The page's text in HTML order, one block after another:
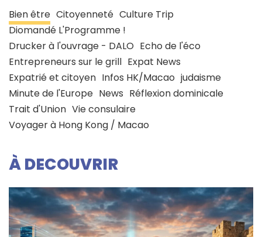
Bien être Citoyenneté Culture Trip
Diomandé L'Programme !
Drucker à l'ouvrage - DALO Echo de l'éco
Entrepreneurs sur le grill Expat News
Expatrié et citoyen Infos HK/Macao judaisme
Minute de l'Europe News Réflexion dominicale
Trait d'Union Vie consulaire
Voyager à Hong Kong / Macao
À DECOUVRIR